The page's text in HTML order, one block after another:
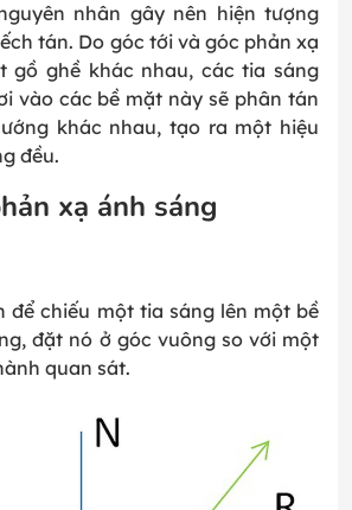
nhân gây nên hiện tượng
tán. Do góc tới và góc phản xạ
gồ ghề khác nhau, các tia sáng
vào các bề mặt này sẽ phân tán
khác nhau, tạo ra một hiệu
đều.
xạ ánh sáng
để chiếu một tia sáng lên một bề
đặt nó ở góc vuông so với một
quan sát.